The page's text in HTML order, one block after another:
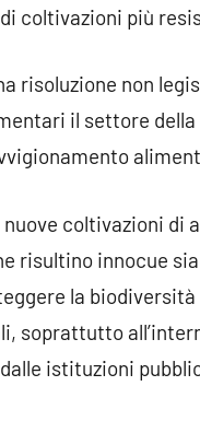
coltivazioni più
risoluzione non
il settore
coltivazioni
risultino innocue
la
soprattutto
istituzioni